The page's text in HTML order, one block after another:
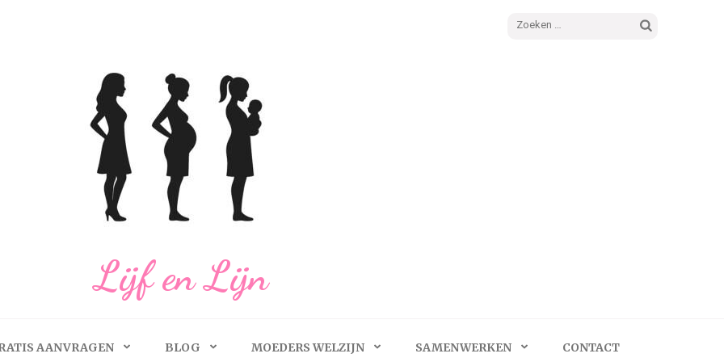
Zoeken
Lijf en Lijn
AANVRAGEN BLOG MOEDERS WELZIJN SAMENWERKEN CONTACT